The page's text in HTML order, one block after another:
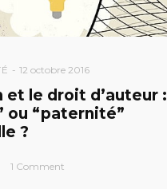
12 octobre 2016
et le droit d’auteur :
ou “paternité”
?
1 Comment